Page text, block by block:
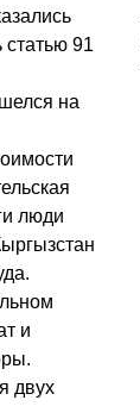
статью 91
на
люди
и
двух